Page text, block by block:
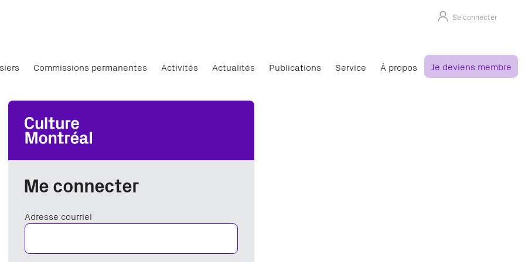
Se connecter
Commissions permanentes Activités Actualités Publications Service À propos Je deviens membre
Me connecter
Adresse courriel